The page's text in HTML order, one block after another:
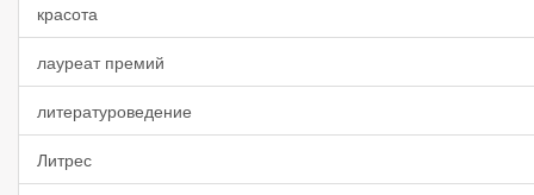
красота
лауреат премий
литературоведение
Литрес